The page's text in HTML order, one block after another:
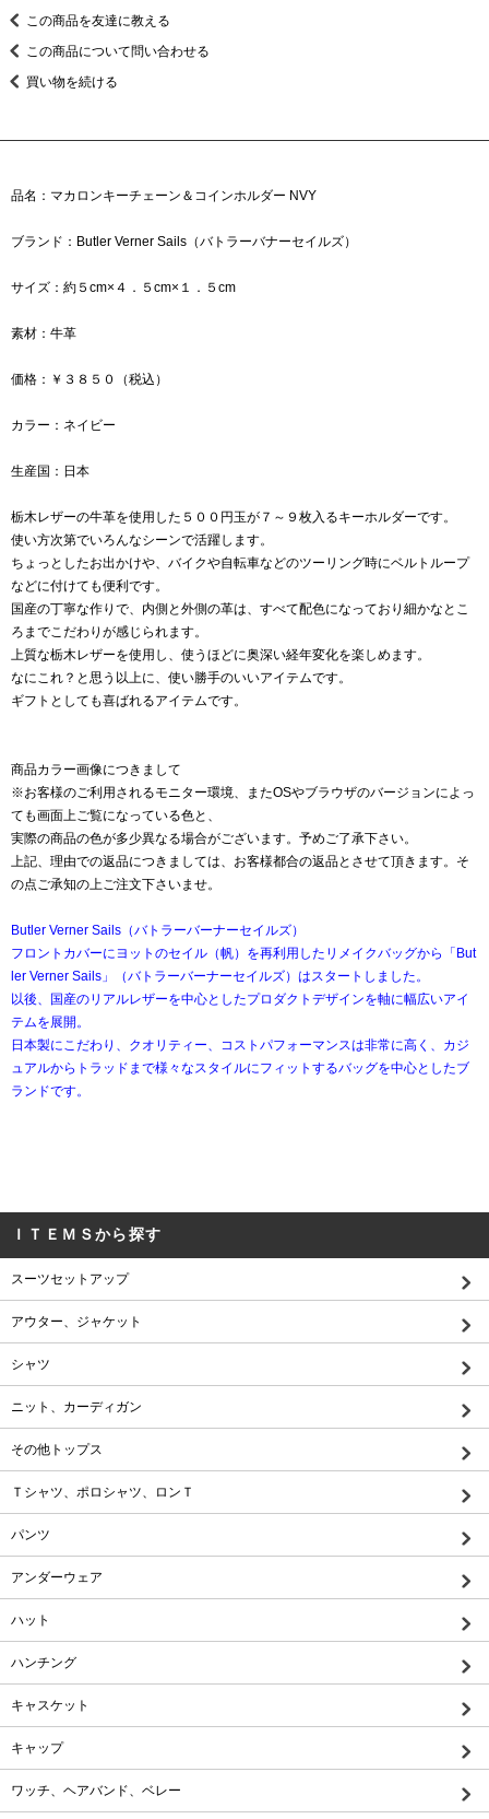
この商品を友達に教える
この商品について問い合わせる
買い物を続ける
品名：マカロンキーチェーン＆コインホルダー NVY
ブランド：Butler Verner Sails（バトラーバナーセイルズ）
サイズ：約５cm×４．５cm×１．５cm
素材：牛革
価格：￥３８５０（税込）
カラー：ネイビー
生産国：日本
栃木レザーの牛革を使用した５００円玉が７～９枚入るキーホルダーです。
使い方次第でいろんなシーンで活躍します。
ちょっとしたお出かけや、バイクや自転車などのツーリング時にベルトループ
などに付けても便利です。
国産の丁寧な作りで、内側と外側の革は、すべて配色になっており細かなとこ
ろまでこだわりが感じられます。
上質な栃木レザーを使用し、使うほどに奥深い経年変化を楽しめます。
なにこれ？と思う以上に、使い勝手のいいアイテムです。
ギフトとしても喜ばれるアイテムです。
商品カラー画像につきまして
※お客様のご利用されるモニター環境、またOSやブラウザのバージョンによっ
ても画面上ご覧になっている色と、
実際の商品の色が多少異なる場合がございます。予めご了承下さい。
上記、理由での返品につきましては、お客様都合の返品とさせて頂きます。そ
の点ご承知の上ご注文下さいませ。
Butler Verner Sails（バトラーバーナーセイルズ）
フロントカバーにヨットのセイル（帆）を再利用したリメイクバッグから「But
ler Verner Sails」（バトラーバーナーセイルズ）はスタートしました。
以後、国産のリアルレザーを中心としたプロダクトデザインを軸に幅広いアイ
テムを展開。
日本製にこだわり、クオリティー、コストパフォーマンスは非常に高く、カジ
ュアルからトラッドまで様々なスタイルにフィットするバッグを中心としたブ
ランドです。
ＩＴＥＭＳから探す
スーツセットアップ
アウター、ジャケット
シャツ
ニット、カーディガン
その他トップス
Ｔシャツ、ポロシャツ、ロンＴ
パンツ
アンダーウェア
ハット
ハンチング
キャスケット
キャップ
ワッチ、ヘアバンド、ベレー